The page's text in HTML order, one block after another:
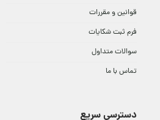
قوانین و مقررات
فرم ثبت شکایات
سوالات متداول
تماس با ما
دسترسی سریع